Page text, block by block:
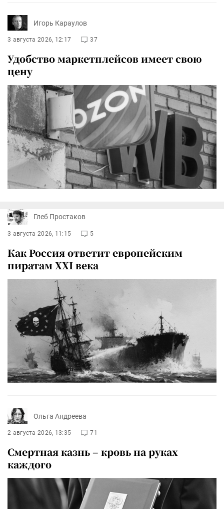
Игорь Караулов
3 августа 2026, 12:17 37
Удобство маркетплейсов имеет свою
цену
Глеб Простаков
3 августа 2026, 11:15 5
Как Россия ответит европейским
пиратам XXI века
Ольга Андреева
2 августа 2026, 13:35 71
Смертная казнь – кровь на руках
каждого